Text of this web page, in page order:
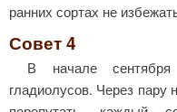
ранних сортах не
Совет 4
В начале
гладиолусов. Через